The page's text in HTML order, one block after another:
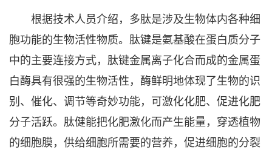
根据技术人员介绍，多肽是涉及生物体内各种细
胞功能的生物活性物质。肽键是氨基酸在蛋白质分子
中的主要连接方式，肽键金属离子化合而成的金属蛋
白酶具有很强的生物活性，酶鲜明地体现了生物的识
别、催化、调节等奇妙功能，可激化化肥、促进化肥
分子活跃。肽健能把化肥激化而产生能量，穿透植物
的细胞膜，供给细胞所需要的营养，促进细胞的分裂